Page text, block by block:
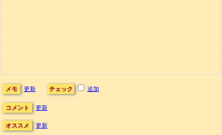
メモ 更新 チェック 追加
コメント 更新
オススメ 更新